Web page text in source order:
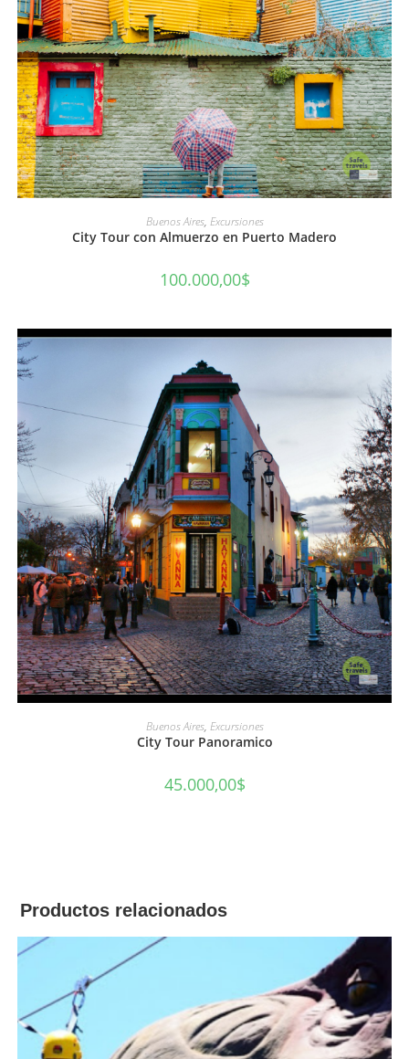
AÑADIR AL CARRITO
Buenos Aires, Excursiones
City Tour con Almuerzo en Puerto Madero
100.000,00$
AÑADIR AL CARRITO
Buenos Aires, Excursiones
City Tour Panoramico
45.000,00$
Productos relacionados